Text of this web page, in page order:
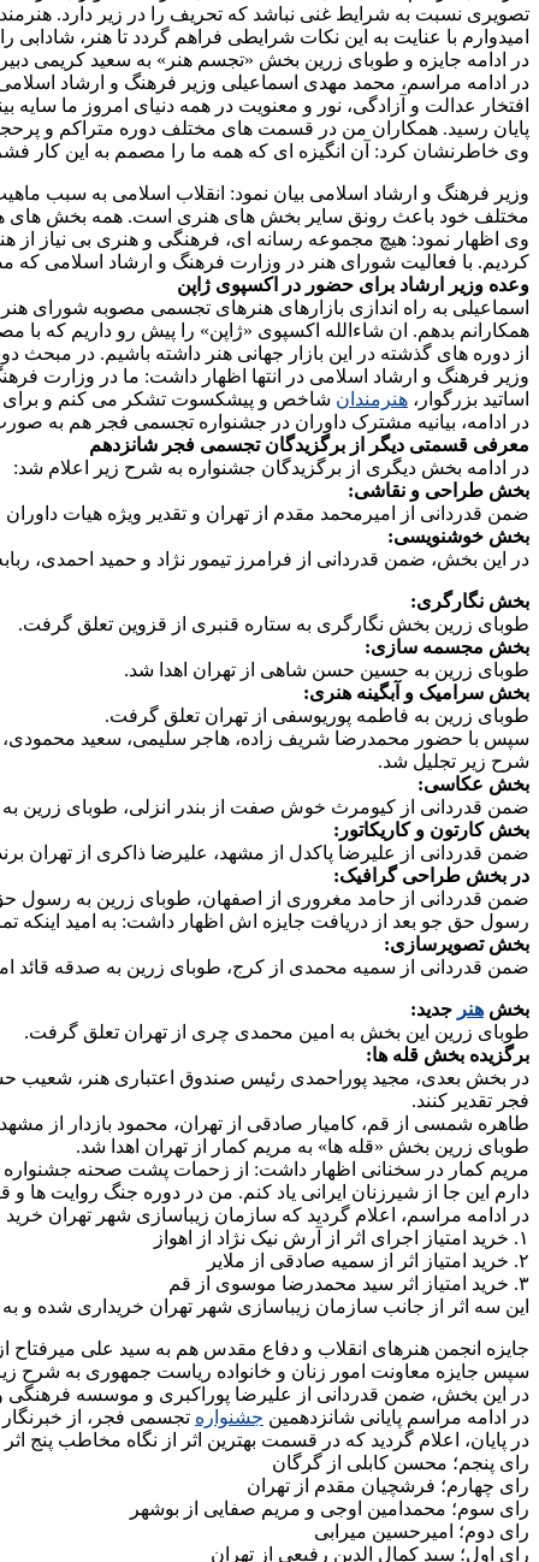
تصویری نسبت به شرایط غنی نباشد که تحریف را در زیر دارد.
امیدوارم با عنایت به این نکات شرایطی فراهم گردد تا هنر، شادابی
در ادامه جایزه و طوبای زرین بخش «تجسم هنر» به سعید کریمی
در ادامه مراسم، محمد مهدی اسماعیلی وزیر فرهنگ و ارشاد
افتخار عدالت و آزادگی، نور و معنویت در همه دنیای امروز ما
پایان رسید. همکاران من در قسمت های مختلف دوره متراکم و
وی خاطرنشان کرد: آن انگیزه ای که همه ما را مصمم به این کار
وزیر فرهنگ و ارشاد اسلامی بیان نمود: انقلاب اسلامی به سبب
مختلف خود باعث رونق سایر بخش های هنری است. همه بخش های
وی اظهار نمود: هیچ مجموعه رسانه ای، فرهنگی و هنری بی نیاز
کردیم. با فعالیت شورای هنر در وزارت فرهنگ و ارشاد اسلامی
وعده وزیر ارشاد برای حضور در اکسپوی ژاپن
اسماعیلی به راه اندازی بازارهای هنرهای تجسمی مصوبه شورای
همکارانم بدهم. ان شاءالله اکسپوی «ژاپن» را پیش رو داریم که
از دوره های گذشته در این بازار جهانی هنر داشته باشیم. در
وزیر فرهنگ و ارشاد اسلامی در انتها اظهار داشت: ما در وزارت
اساتید بزرگوار، هنرمندان شاخص و پیشکسوت تشکر می کنم و برای
در ادامه، بیانیه مشترک داوران در جشنواره تجسمی فجر هم به
معرفی قسمتی دیگر از برگزیدگان تجسمی فجر شانزدهم
در ادامه بخش دیگری از برگزیدگان جشنواره به شرح زیر اعلام شد:
بخش طراحی و نقاشی:
ضمن قدردانی از امیرمحمد مقدم از تهران و تقدیر ویژه هیات
بخش خوشنویسی:
در این بخش، ضمن قدردانی از فرامرز تیمور نژاد و حمید احمدی،
بخش نگارگری:
طوبای زرین بخش نگارگری به ستاره قنبری از قزوین تعلق گرفت.
بخش مجسمه سازی:
طوبای زرین به حسین حسن شاهی از تهران اهدا شد.
بخش سرامیک و آبگینه هنری:
طوبای زرین به فاطمه پوریوسفی از تهران تعلق گرفت.
سپس با حضور محمدرضا شریف زاده، هاجر سلیمی، سعید محمودی،
شرح زیر تجلیل شد.
بخش عکاسی:
ضمن قدردانی از کیومرث خوش صفت از بندر انزلی، طوبای زرین
بخش کارتون و کاریکاتور:
ضمن قدردانی از علیرضا پاکدل از مشهد، علیرضا ذاکری از تهران
در بخش طراحی گرافیک:
ضمن قدردانی از حامد مغروری از اصفهان، طوبای زرین به رسول
رسول حق جو بعد از دریافت جایزه اش اظهار داشت: به امید
بخش تصویرسازی:
ضمن قدردانی از سمیه محمدی از کرج، طوبای زرین به صدقه قائد
بخش هنر جدید:
طوبای زرین این بخش به امین محمدی چری از تهران تعلق گرفت.
برگزیده بخش قله ها:
در بخش بعدی، مجید پوراحمدی رئیس صندوق اعتباری هنر، شعیب
فجر تقدیر کنند.
طاهره شمسی از قم، کامیار صادقی از تهران، محمود بازدار از
طوبای زرین بخش «قله ها» به مریم کمار از تهران اهدا شد.
مریم کمار در سخنانی اظهار داشت: از زحمات پشت صحنه
دارم این جا از شیرزنان ایرانی یاد کنم. من در دوره جنگ روایت ها
در ادامه مراسم، اعلام گردید که سازمان زیباسازی شهر تهران
۱. خرید امتیاز اجرای اثر از آرش نیک نژاد از اهواز
۲. خرید امتیاز اثر از سمیه صادقی از ملایر
۳. خرید امتیاز اثر سید محمدرضا موسوی از قم
این سه اثر از جانب سازمان زیباسازی شهر تهران خریداری شده و
جایزه انجمن هنرهای انقلاب و دفاع مقدس هم به سید علی میرفتاح
سپس جایزه معاونت امور زنان و خانواده ریاست جمهوری به شرح
در این بخش، ضمن قدردانی از علیرضا پوراکبری و موسسه فرهنگی و
در ادامه مراسم پایانی شانزدهمین جشنواره تجسمی فجر، از
در پایان، اعلام گردید که در قسمت بهترین اثر از نگاه مخاطب پنج
رای پنجم؛ محسن کابلی از گرگان
رای چهارم؛ فرشچیان مقدم از تهران
رای سوم؛ محمدامین اوجی و مریم صفایی از بوشهر
رای دوم؛ امیرحسین میرابی
رای اول؛ سید کمال الدین رفیعی از تهران